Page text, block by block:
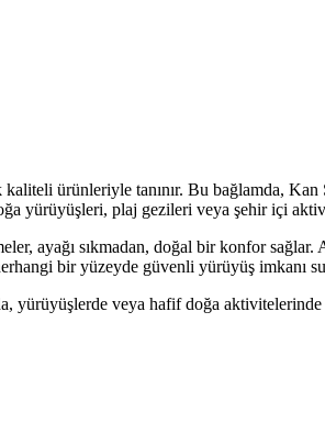
ürünleriyle tanınır. Bu bağlamda,
yürüyüşleri, plaj gezileri veya şehir içi
ayağı sıkmadan, doğal bir konfor sağlar.
bir yüzeyde güvenli yürüyüş imkanı
yürüyüşlerde veya hafif doğa